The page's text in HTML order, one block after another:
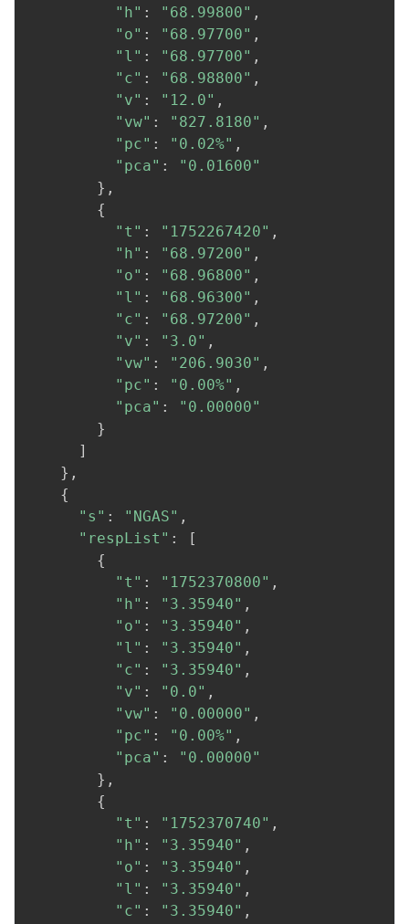
"h" : "68.99800" ,
"o" : "68.97700" ,
"l" : "68.97700" ,
"c" : "68.98800" ,
"v" : "12.0" ,
"vw" : "827.8180" ,
"pc" : "0.02%" ,
"pca" :
"0.01600"
} ,
{
"t" : "1752267420" ,
"h" : "68.97200" ,
"o" : "68.96800" ,
"l" : "68.96300" ,
"c" : "68.97200" ,
"v" : "3.0" ,
"vw" : "206.9030" ,
"pc" : "0.00%" ,
"pca" :
"0.00000"
}
]
} ,
{
"s" : "NGAS" ,
"respList" :
[
{
"t" : "1752370800" ,
"h" : "3.35940" ,
"o" : "3.35940" ,
"l" : "3.35940" ,
"c" : "3.35940" ,
"v" : "0.0" ,
"vw" : "0.00000" ,
"pc" : "0.00%" ,
"pca" :
"0.00000"
} ,
{
"t" : "1752370740" ,
"h" : "3.35940" ,
"o" : "3.35940" ,
"l" : "3.35940" ,
"c" : "3.35940" ,